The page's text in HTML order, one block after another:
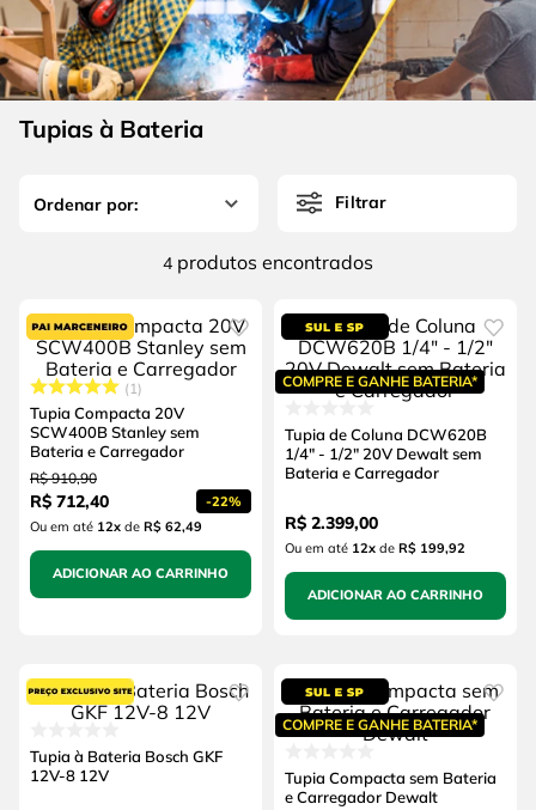
Tupias à Bateria
Filtrar
4 produtos
1
Tupia Compacta 20V
SCW400B Stanley sem
Bateria e Carregador
R$ 910,90
R$ 712,40 -22%
Ou em até 12xde R$ 62,49
ADICIONAR AO CARRINHO
COMPRE E GANHE BATERIA*
Tupia de Coluna DCW620B
1/4" - 1/2" 20V Dewalt sem
Bateria e Carregador
R$ 2.399,00
Ou em até 12xde R$ 199,92
ADICIONAR AO CARRINHO
Tupia à Bateria Bosch GKF
12V-8 12V
COMPRE E GANHE BATERIA*
Tupia Compacta sem Bateria
e Carregador Dewalt
6 º fio
7º chave impacto
8º disco corte
10º serra copo
escada
5 º serra circular
6º fio